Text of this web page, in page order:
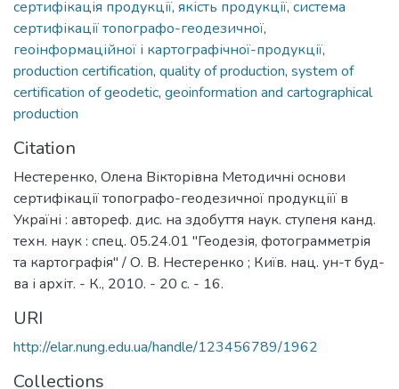
сертифікація продукції, якість продукції, система
сертифікації топографо-геодезичної,
геоінформаційної і картографічної-продукції,
production certification, quality of production, system of
certification of geodetic, geoinformation and cartographical
production
Citation
Нестеренко, Олена Вікторівна Методичні основи
сертифікації топографо-геодезичної продукціїї в
Україні : автореф. дис. на здобуття наук. ступеня канд.
техн. наук : спец. 05.24.01 "Геодезія, фотограмметрія
та картографія" / О. В. Нестеренко ; Київ. нац. ун-т буд-
ва і архіт. - К., 2010. - 20 с. - 16.
URI
http://elar.nung.edu.ua/handle/123456789/1962
Collections